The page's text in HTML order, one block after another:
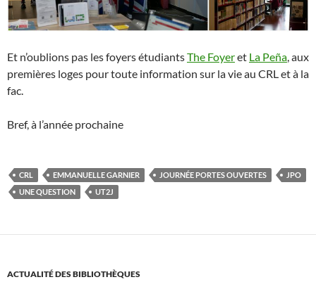
Et n’oublions pas les foyers étudiantsThe Foyeret La Peña , aux
premières loges pour toute information sur la vie au CRL et à la
fac.
Bref, à l’année prochaine
CRL EMMANUELLE GARNIER JOURNÉE PORTES OUVERTES
JPO
UNE QUESTION
UT2J
ACTUALITÉ DES BIBLIOTHÈQUES